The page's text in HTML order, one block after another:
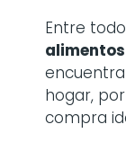
Entre
hogar,
compra